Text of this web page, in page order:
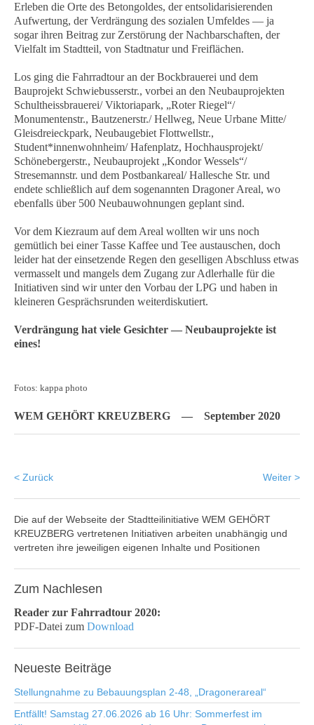
Erleben die Orte des Betongoldes, der entsolidarisierenden
Aufwertung, der Verdrängung des sozialen Umfeldes — ja
sogar ihren Beitrag zur Zerstörung der Nachbarschaften, der
Vielfalt im Stadtteil, von Stadtnatur und Freiflächen.
Los ging die Fahrradtour an der Bockbrauerei und dem
Bauprojekt Schwiebusserstr., vorbei an den Neubauprojekten
Schultheissbrauerei/ Viktoriapark, „Roter Riegel“/
Monumentenstr., Bautzenerstr./ Hellweg, Neue Urbane Mitte/
Gleisdreieckpark, Neubaugebiet Flottwellstr.,
Student*innenwohnheim/ Hafenplatz, Hochhausprojekt/
Schönebergerstr., Neubauprojekt „Kondor Wessels“/
Stresemannstr. und dem Postbankareal/ Hallesche Str. und
endete schließlich auf dem sogenannten Dragoner Areal, wo
ebenfalls über 500 Neubauwohnungen geplant sind.
Vor dem Kiezraum auf dem Areal wollten wir uns noch
gemütlich bei einer Tasse Kaffee und Tee austauschen, doch
leider hat der einsetzende Regen den geselligen Abschluss etwas
vermasselt und mangels dem Zugang zur Adlerhalle für die
Initiativen sind wir unter den Vorbau der LPG und haben in
kleineren Gesprächsrunden weiterdiskutiert.
Verdrängung hat viele Gesichter — Neubauprojekte ist
eines!
Fotos: kappa photo
WEM GEHÖRT KREUZBERG — September 2020
< Zurück Weiter >
Die auf der Webseite der Stadtteilinitiative WEM GEHÖRT
KREUZBERG vertretenen Initiativen arbeiten unabhängig und
vertreten ihre jeweiligen eigenen Inhalte und Positionen
Zum Nachlesen
Reader zur Fahrradtour 2020:
PDF-Datei zum Download
Neueste Beiträge
Stellungnahme zu Bebauungsplan 2-48, „Dragonerareal“
Entfällt! Samstag 27.06.2026 ab 16 Uhr: Sommerfest im